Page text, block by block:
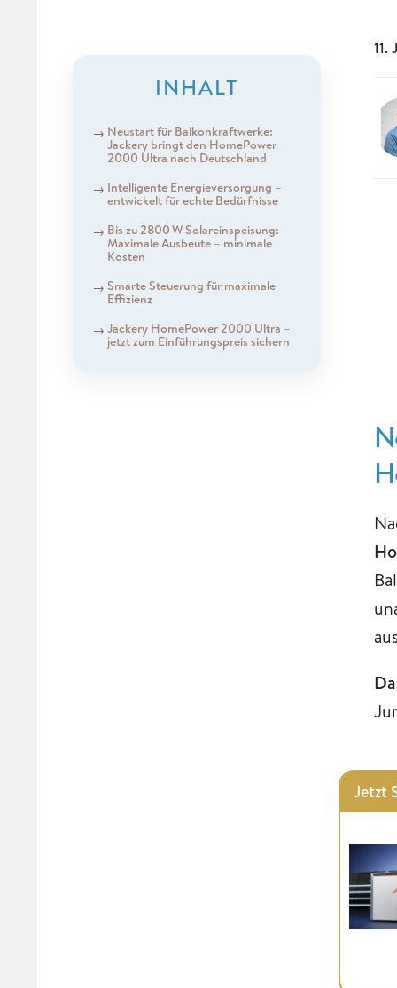
INHALT
Neustart für Balkonkraftwerke:
Jackery bringt den HomePower
2000 Ultra nach Deutschland
Intelligente Energieversorgung –
entwickelt für echte Bedürfnisse
Bis zu 2800 W Solareinspeisung:
Maximale Ausbeute – minimale
Kosten
Smarte Steuerung für maximale
Effizienz
Jackery HomePower 2000 Ultra –
jetzt zum Einführungspreis sichern
11.
Jetzt